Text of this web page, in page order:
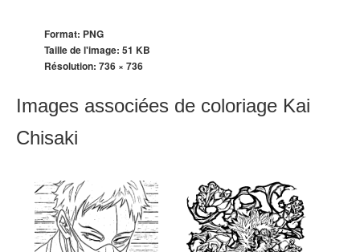
Format: PNG
Taille de l'image: 51 KB
Résolution: 736 × 736
Images associées de coloriage Kai
Chisaki